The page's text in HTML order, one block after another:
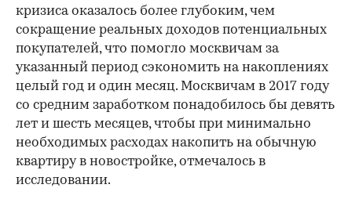
кризиса оказалось более глубоким, чем
сокращение реальных доходов потенциальных
покупателей, что помогло москвичам за
указанный период сэкономить на накоплениях
целый год и один месяц. Москвичам в 2017 году
со средним заработком понадобилось бы девять
лет и шесть месяцев, чтобы при минимально
необходимых расходах накопить на обычную
квартиру в новостройке, отмечалось в
исследовании.